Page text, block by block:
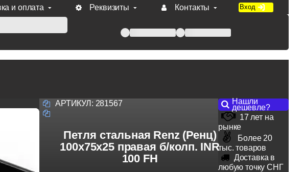
и оплата Реквизиты Контакты Вход
Melodia, Forme при оплате по счету.
АРТИКУЛ: 281567
Петля стальная Renz (Ренц)
100x75x25 правая б/колп. INR
100 FH
Нашли
дешевле?
17 лет на
рынке
Более 20
тыс. товаров
Доставка в
любую точку СНГ